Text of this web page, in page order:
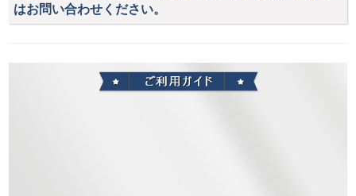
はお問い合わせください。